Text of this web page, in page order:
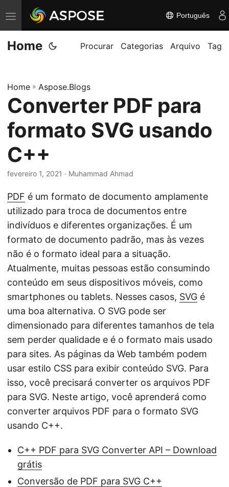
A
l
t
n
a
n
a
v
e
a
o
Português
Home Procurar Categorias Arquivo Tag
Home » Aspose.Blogs
Converter PDF para
formato SVG usando
C++
fevereiro 1, 2021 · Muhammad Ahmad
PDF é um formato de documento amplamente
utilizado para troca de documentos entre
indivíduos e diferentes organizações. É um
formato de documento padrão, mas às vezes
não é o formato ideal para a situação.
Atualmente, muitas pessoas estão consumindo
conteúdo em seus dispositivos móveis, como
smartphones ou tablets. Nesses casos, SVG é
uma boa alternativa. O SVG pode ser
dimensionado para diferentes tamanhos de tela
sem perder qualidade e é o formato mais usado
para sites. As páginas da Web também podem
usar estilo CSS para exibir conteúdo SVG. Para
isso, você precisará converter os arquivos PDF
para SVG. Neste artigo, você aprenderá como
converter arquivos PDF para o formato SVG
usando C++.
C++ PDF para SVG Converter API – Download
grátis
Conversão de PDF para SVG C++